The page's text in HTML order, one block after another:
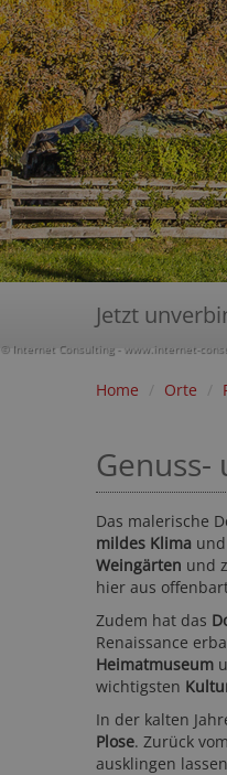
© Internet Consulting - www.internet-
Jetzt
Home / Orte /
Das malerische
mildes Klima
Weingärten und
hier aus
Zudem hat das
Renaissance
Heimatmuseum
wichtigsten
In der kalten
Plose. Zurück
ausklingen